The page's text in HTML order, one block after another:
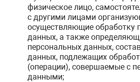
физическое лицо,
с другими лицами
осуществляющие обработку
данных, а также
персональных данных,
данных, подлежащих
(операции), совершаемые с
данными;